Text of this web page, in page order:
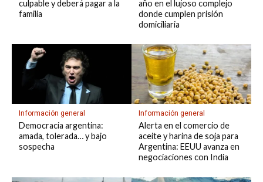
culpable y deberá pagar a la
familia
año en el lujoso complejo
donde cumplen prisión
domiciliaria
Información general
Democracia argentina:
amada, tolerada… y bajo
sospecha
Información general
Alerta en el comercio de
aceite y harina de soja para
Argentina: EEUU avanza en
negociaciones con India